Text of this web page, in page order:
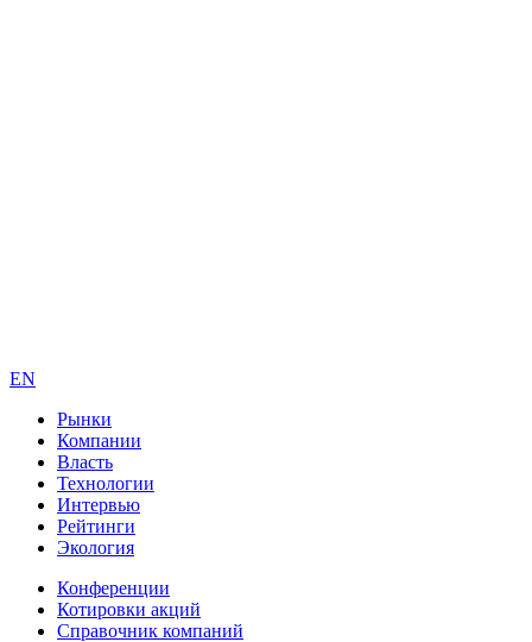
EN
Рынки
Компании
Власть
Технологии
Интервью
Рейтинги
Экология
Конференции
Котировки акций
Справочник компаний